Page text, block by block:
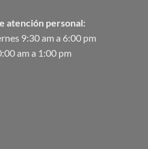
atención personal:
9:30 am a 6:00 pm
am a 1:00 pm